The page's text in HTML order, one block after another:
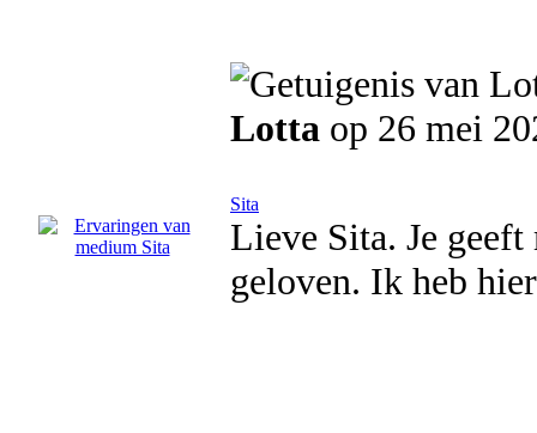
Lotta op 26 mei
Sita
Lieve Sita. Je
geloven. Ik heb